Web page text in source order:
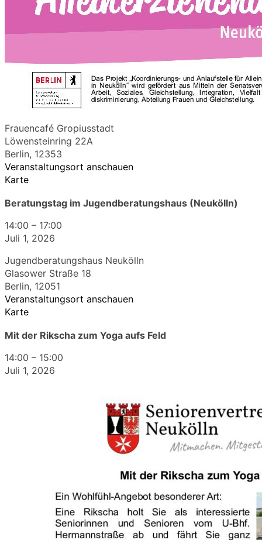
Frauencafé Gropiusstadt
Löwensteinring 22A
Berlin, 12353
Veranstaltungsort anschauen
Karte
Beratungstag im Jugendberatungshaus (Neukölln)
14:00 – 17:00
Juli 1, 2026
Jugendberatungshaus Neukölln
Glasower Straße 18
Berlin, 12051
Veranstaltungsort anschauen
Karte
Mit der Rikscha zum Yoga aufs Feld
14:00 – 15:00
Juli 1, 2026